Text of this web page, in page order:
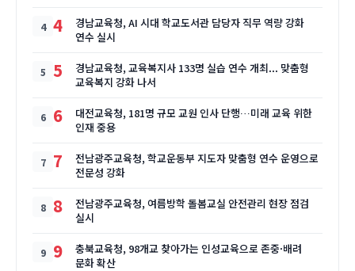
4
경남교육청, AI 시대 학교도서관 담당자 직무 역량 강화
연수 실시
5
경남교육청, 교육복지사 133명 실습 연수 개최... 맞춤형
교육복지 강화 나서
6
대전교육청, 181명 규모 교원 인사 단행…미래 교육 위한
인재 중용
7
전남광주교육청, 학교운동부 지도자 맞춤형 연수 운영으로
전문성 강화
8
전남광주교육청, 여름방학 돌봄교실 안전관리 현장 점검
실시
9
충북교육청, 98개교 찾아가는 인성교육으로 존중·배려
문화 확산